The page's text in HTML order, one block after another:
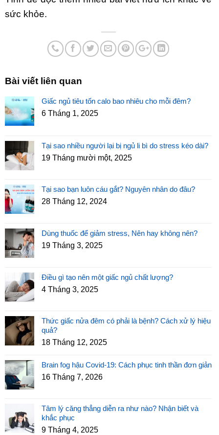
sức khỏe.
Bài viết liên quan
Giấc ngủ tiêu tốn calo bao nhiêu cho mỗi đêm?
6 Tháng 1, 2025
Tại sao nhiều người lại bị ngủ li bì do stress kéo dài?
19 Tháng mười một, 2025
Tại sao bạn luôn cáu gắt? Nguyên nhân do đâu?
28 Tháng 12, 2024
Dùng thuốc để giảm stress, Nên hay không nên?
19 Tháng 3, 2025
Điều gì tạo nên một giấc ngủ chất lượng?
4 Tháng 3, 2025
Thức giấc nửa đêm có phải là bệnh? Cách xử lý hiệu
quả?
18 Tháng 12, 2025
Brain fog hậu Covid-19: Cách phục tinh thần đơn giản
16 Tháng 7, 2026
Tâm lý căng thẳng diễn ra như nào? Nhận biết và
khắc phục
9 Tháng 4, 2025